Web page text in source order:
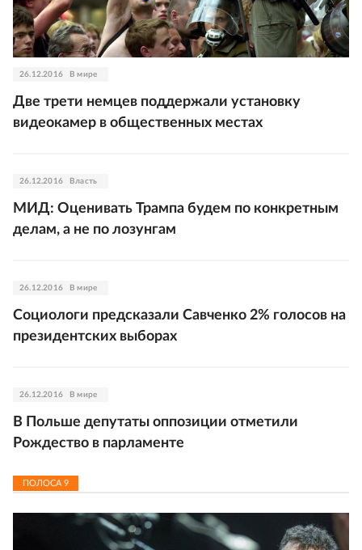
26.12.2016 В мире
Две трети немцев поддержали установку
видеокамер в общественных местах
26.12.2016 Власть
МИД: Оценивать Трампа будем по конкретным
делам, а не по лозунгам
26.12.2016 В мире
Социологи предсказали Савченко 2% голосов на
президентских выборах
26.12.2016 В мире
В Польше депутаты оппозиции отметили
Рождество в парламенте
ПОЛОСА 9